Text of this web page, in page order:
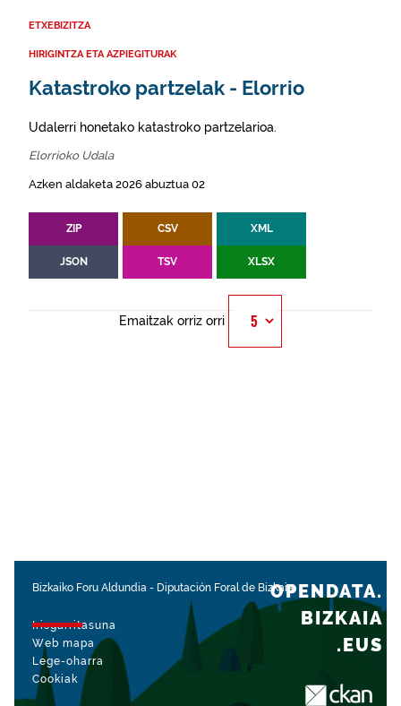
ETXEBIZITZA
HIRIGINTZA ETA AZPIEGITURAK
Katastroko partzelak - Elorrio
Udalerri honetako katastroko partzelarioa.
Elorrioko Udala
Azken aldaketa 2026 abuztua 02
ZIP CSV XML
JSON TSV XLSX
Emaitzak orriz orri
Bizkaiko Foru Aldundia - Diputación Foral de Bizkaia
Irisgarritasuna
Web mapa
Lege-oharra
Cookiak
OPENDATA.
BIZKAIA
.EUS